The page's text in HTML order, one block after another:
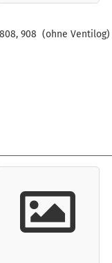
908 (ohne Ventilog)